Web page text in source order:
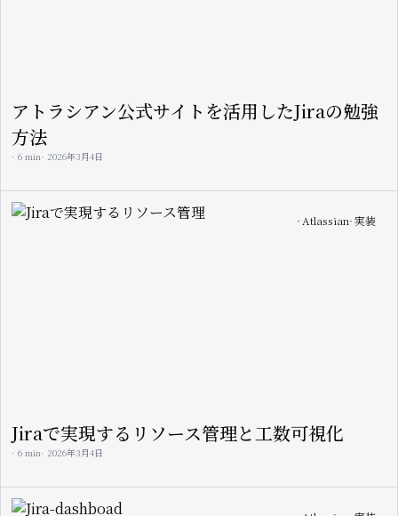
アトラシアン公式サイトを活用したJiraの勉強
方法
6 min 2026年3月4日
Image Atlassian 実装
Jiraで実現するリソース管理と工数可視化
6 min 2026年3月4日
Image